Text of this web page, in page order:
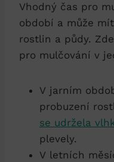
Vhodný čas pro
období a může
rostlin a půdy.
pro mulčování v
V jarním
probuzení
se udržela
plevely.
V letních